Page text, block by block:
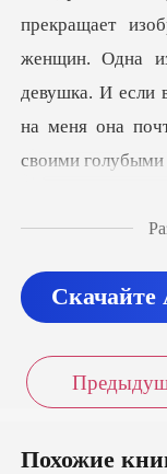
История
Выйти
Скачать
женщин. Одна
девушка. И если
Скачайте
Похожие